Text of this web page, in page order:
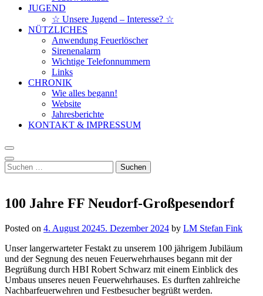
JUGEND
☆ Unsere Jugend – Interesse? ☆
NÜTZLICHES
Anwendung Feuerlöscher
Sirenenalarm
Wichtige Telefonnummern
Links
CHRONIK
Wie alles begann!
Website
Jahresberichte
KONTAKT & IMPRESSUM
Suchen
nach:
100 Jahre FF Neudorf-Großpesendorf
Posted on 4. August 20245. Dezember 2024 by LM Stefan Fink
Unser langerwarteter Festakt zu unserem 100 jährigem Jubiläum
und der Segnung des neuen Feuerwehrhauses begann mit der
Begrüßung durch HBI Robert Schwarz mit einem Einblick des
Umbaus unseres neuen Feuerwehrhauses. Es durften zahlreiche
Nachbarfeuerwehren und Festbesucher begrüßt werden.